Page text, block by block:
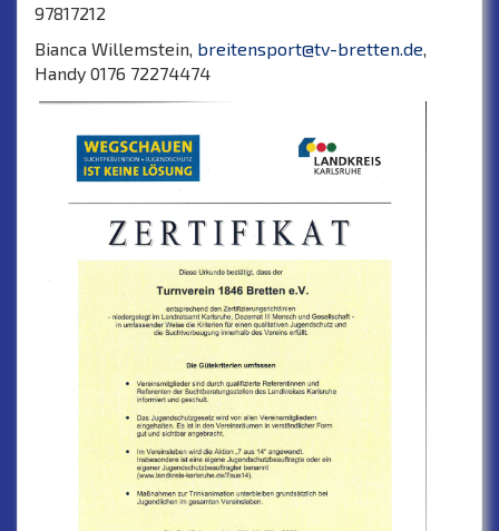
97817212
Bianca Willemstein, breitensport@tv-bretten.de,
Handy 0176 72274474